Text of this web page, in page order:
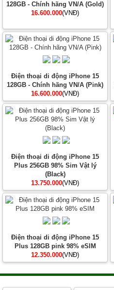
128GB - Chính hãng VN/A (Gold)
16.600.000(VNĐ)
Điện thoại di động iPhone 15
128GB - Chính hãng VN/A (Pink)
16.600.000(VNĐ)
Điện thoại di động iPhone 15
Plus 256GB 98% Sim Vật lý
(Black)
13.750.000(VNĐ)
Điện thoại di động iPhone 15
Plus 128GB pink 98% eSIM
12.350.000(VNĐ)